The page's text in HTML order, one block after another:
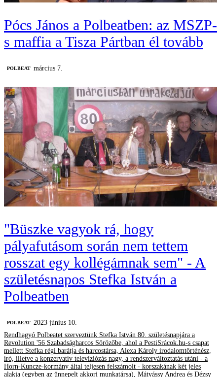
Pócs János a Polbeatben: az MSZP-
s maffia a Tisza Pártban él tovább
‎POLBEAT március 7.
"Büszke vagyok rá, hogy
pályafutásom során nem tettem
rosszat egy kollégámnak sem" - A
születésnapos Stefka István a
Polbeatben
‎POLBEAT 2023 június 10.
Rendhagyó Polbeatet szerveztünk Stefka István 80. születésnapjára a
Revolution '56 Szabadságharcos Sörözőbe, ahol a PestiSrácok.hu-s csapat
mellett Stefka régi barátja és harcostársa, Alexa Károly irodalomtörténész,
író, illetve a konzervatív televíziózás nagy, a rendszerváltoztatás utáni - a
Horn-Kuncze-kormány által teljesen felszámolt - korszakának két jeles
alakja (egyben az ünnepelt akkori munkatársa), Mátyássy Andrea és Dézsy